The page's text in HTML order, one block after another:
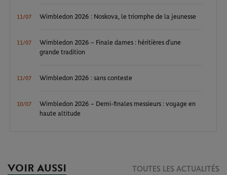
11/07 Wimbledon 2026 : Noskova, le triomphe de la jeunesse
11/07
Wimbledon 2026 – Finale dames : héritières d’une
grande tradition
11/07 Wimbledon 2026 : sans conteste
10/07
Wimbledon 2026 – Demi-finales messieurs : voyage en
haute altitude
VOIR AUSSI TOUTES LES ACTUALITÉS